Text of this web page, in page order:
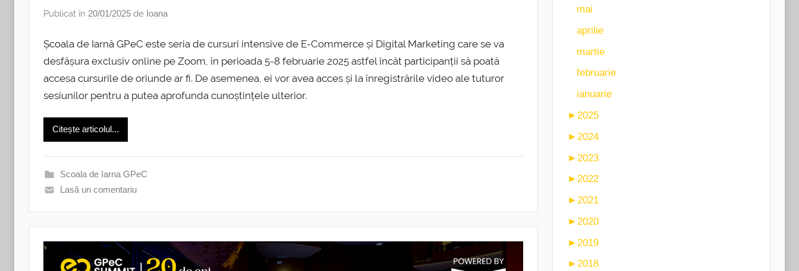
Publicat în 20/01/2025 de Ioana
Școala de Iarnă GPeC este seria de cursuri intensive de E-Commerce și Digital Marketing care se va
desfășura exclusiv online pe Zoom, în perioada 5-8 februarie 2025 astfel încât participanții să poată
accesa cursurile de oriunde ar fi. De asemenea, ei vor avea acces și la înregistrările video ale tuturor
sesiunilor pentru a putea aprofunda cunoștințele ulterior.
Citește articolul...
Scoala de Iarna GPeC
Lasă un comentariu
mai
aprilie
martie
februarie
ianuarie
► 2025
► 2024
► 2023
► 2022
► 2021
► 2020
► 2019
► 2018